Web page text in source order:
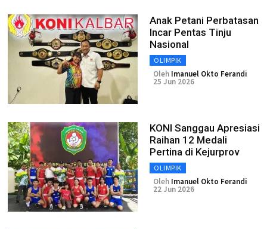
Anak Petani Perbatasan
Incar Pentas Tinju
Nasional
OLIMPIK
Oleh Imanuel Okto Ferandi
25 Jun 2026
KONI Sanggau Apresiasi
Raihan 12 Medali
Pertina di Kejurprov
OLIMPIK
Oleh Imanuel Okto Ferandi
22 Jun 2026